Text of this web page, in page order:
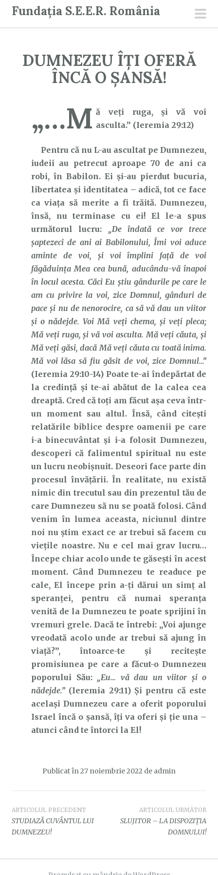
Fundația S.E.E.R. România
DUMNEZEU ÎȚI OFERĂ
ÎNCĂ O ȘANSĂ!
„…M ă veţi ruga, şi vă voi
asculta.” (Ieremia 29:12)
Pentru că nu L-au ascultat pe Dumnezeu,
iudeii au petrecut aproape 70 de ani ca
robi, în Babilon. Ei și-au pierdut bucuria,
libertatea și identitatea – adică, tot ce face
ca viața să merite a fi trăită. Dumnezeu,
însă, nu terminase cu ei! El le-a spus
următorul lucru: „De îndată ce vor trece
şaptezeci de ani ai Babilonului, Îmi voi aduce
aminte de voi, şi voi împlini faţă de voi
făgăduinţa Mea cea bună, aducându-vă înapoi
în locul acesta. Căci Eu ştiu gândurile pe care le
am cu privire la voi, zice Domnul, gânduri de
pace şi nu de nenorocire, ca să vă dau un viitor
şi o nădejde. Voi Mă veţi chema, şi veţi pleca;
Mă veţi ruga, şi vă voi asculta. Mă veţi căuta, şi
Mă veţi găsi, dacă Mă veţi căuta cu toată inima.
Mă voi lăsa să fiu găsit de voi, zice Domnul…”
(Ieremia 29:10-14) Poate te-ai îndepărtat de
la credință și te-ai abătut de la calea cea
dreaptă. Cred că toți am făcut așa ceva într-
un moment sau altul. Însă, când citești
relatările biblice despre oamenii pe care
i-a binecuvântat și i-a folosit Dumnezeu,
descoperi că falimentul spiritual nu este
un lucru neobișnuit. Deseori face parte din
procesul învățării. În realitate, nu există
nimic din trecutul sau din prezentul tău de
care Dumnezeu să nu se poată folosi. Când
venim în lumea aceasta, niciunul dintre
noi nu știm exact ce ar trebui să facem cu
viețile noastre. Nu e cel mai grav lucru…
Începe chiar acolo unde te găsești în acest
moment. Când Dumnezeu te readuce pe
cale, El începe prin a-ți dărui un simț al
speranței, pentru că numai speranța
venită de la Dumnezeu te poate sprijini în
vremuri grele. Dacă te întrebi: „Voi ajunge
vreodată acolo unde ar trebui să ajung în
viață?”, întoarce-te și recitește
promisiunea pe care a făcut-o Dumnezeu
poporului Său: „Eu… vă dau un viitor şi o
nădejde.” (Ieremia 29:11) Și pentru că este
același Dumnezeu care a oferit poporului
Israel încă o șansă, îți va oferi și ție una –
atunci când te întorci la El!
Publicat în 27 noiembrie 2022 de admin
Navigare
în
ARTICOLUL PRECEDENT
STUDIAZĂ CUVÂNTUL LUI
DUMNEZEU!
ARTICOLUL URMĂTOR
SLUJITOR – LA DISPOZIȚIA
DOMNULUI!